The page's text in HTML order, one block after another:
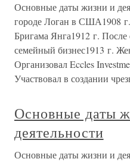
Основные даты жизни и
городе Логан в США1908
Бригама Янга1912 г. После
семейный бизнес1913 г.
Организовал Eccles
Участвовал в создании
Основные даты
деятельности
Основные даты жизни и